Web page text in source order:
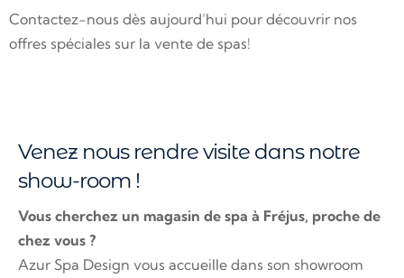
Contactez-nous dès aujourd’hui pour découvrir nos
offres spéciales sur la vente de spas!
Venez nous rendre visite dans notre
show-room !
Vous cherchez un magasin de spa à Fréjus, proche de
chez vous ?
Azur Spa Design vous accueille dans son showroom